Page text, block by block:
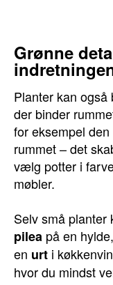
Grønne
Planter kan også
der binder
for eksempel
rummet – det
vælg potter i
møbler.
Selv små planter
pilea på en
en urt i
hvor du mindst